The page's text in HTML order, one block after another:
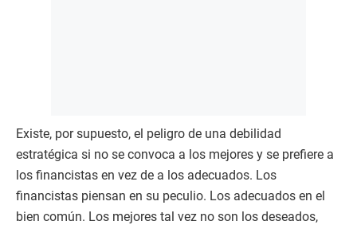
Existe, por supuesto, el peligro de una debilidad
estratégica si no se convoca a los mejores y se prefiere a
los financistas en vez de a los adecuados. Los
financistas piensan en su peculio. Los adecuados en el
bien común. Los mejores tal vez no son los deseados,